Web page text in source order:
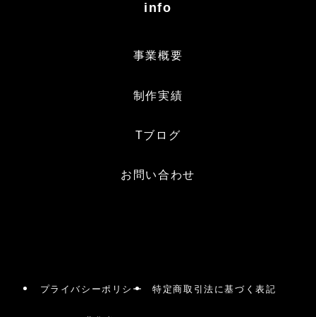
info
事業概要
制作実績
Tブログ
お問い合わせ
プライバシーポリシー 特定商取引法に基づく表記